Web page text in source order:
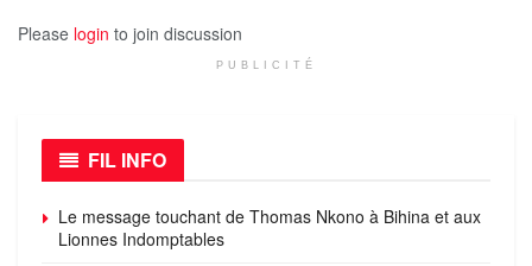
Please login to join discussion
PUBLICITÉ
FIL INFO
Le message touchant de Thomas Nkono à Bihina et aux
Lionnes Indomptables